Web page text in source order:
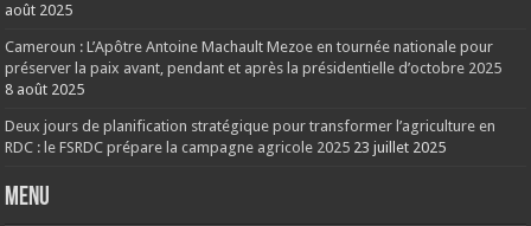
août 2025
Cameroun : L’Apôtre Antoine Machault Mezoe en tournée nationale pour
préserver la paix avant, pendant et après la présidentielle d’octobre 2025
8 août 2025
Deux jours de planification stratégique pour transformer l’agriculture en
RDC : le FSRDC prépare la campagne agricole 2025 23 juillet 2025
Menu